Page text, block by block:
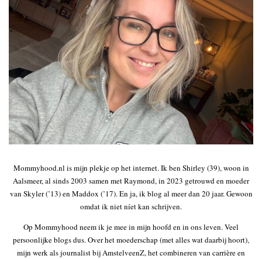
Mommyhood.nl is mijn plekje op het internet. Ik ben Shirley (39), woon in
Aalsmeer, al sinds 2003 samen met Raymond, in 2023 getrouwd en moeder
van Skyler (’13) en Maddox (’17). En ja, ik blog al meer dan 20 jaar. Gewoon
omdat ik niet níet kan schrijven.
Op Mommyhood neem ik je mee in mijn hoofd en in ons leven. Veel
persoonlijke blogs dus. Over het moederschap (met alles wat daarbij hoort),
mijn werk als journalist bij AmstelveenZ, het combineren van carrière en